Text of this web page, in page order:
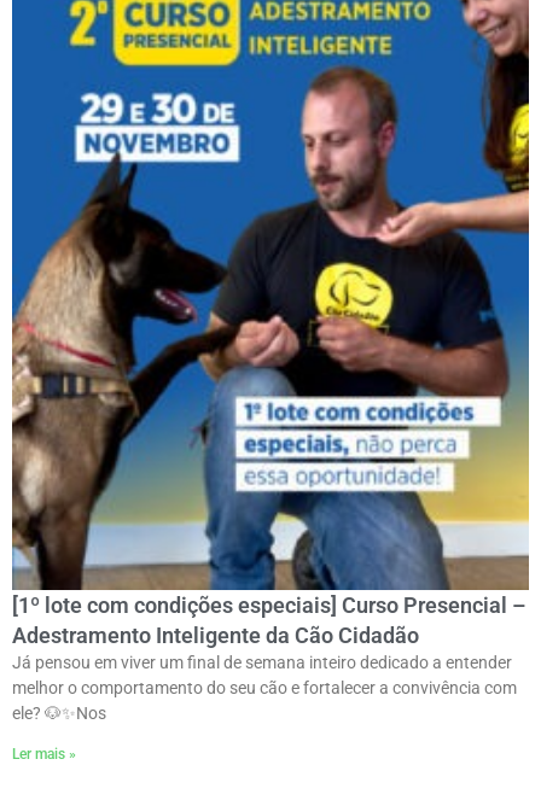
[1º lote com condições especiais] Curso Presencial –
Adestramento Inteligente da Cão Cidadão
Já pensou em viver um final de semana inteiro dedicado a entender
melhor o comportamento do seu cão e fortalecer a convivência com
ele? 🐶✨ㅤNos
Ler mais »